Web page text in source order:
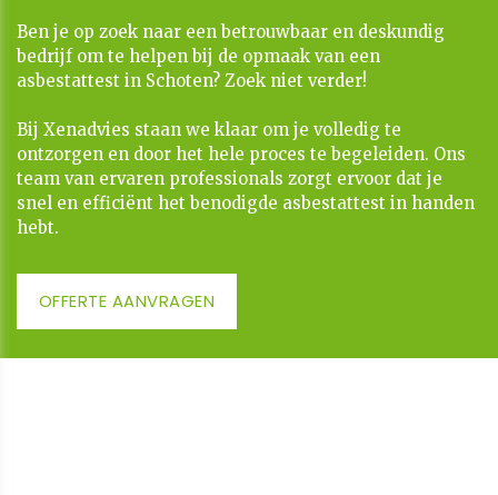
Ben je op zoek naar een betrouwbaar en deskundig
bedrijf om te helpen bij de opmaak van een
asbestattest in Schoten? Zoek niet verder!
​​​​​​​Bij Xenadvies staan we klaar om je volledig te
ontzorgen en door het hele proces te begeleiden. Ons
team van ervaren professionals zorgt ervoor dat je
snel en efficiënt het benodigde asbestattest in handen
hebt.
OFFERTE AANVRAGEN